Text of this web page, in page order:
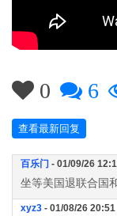
0 6
查看最新回复
百乐门 - 01/09/26
坐等美国退联合国
xyz3 - 01/08/26 20:51